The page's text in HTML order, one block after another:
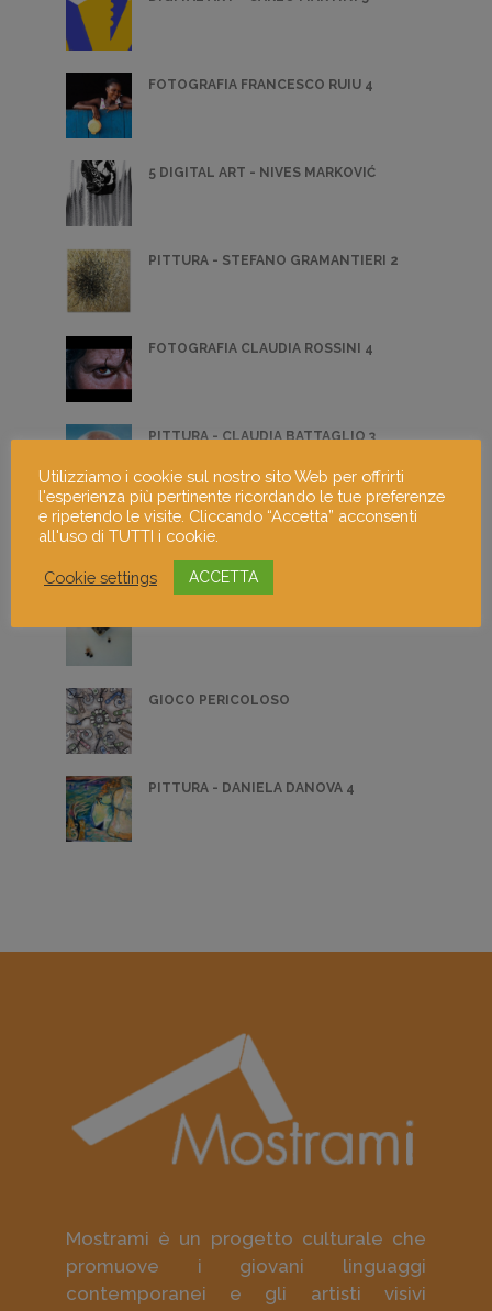
FOTOGRAFIA FRANCESCO RUIU 4
5 DIGITAL ART - NIVES MARKOVIĆ
PITTURA - STEFANO GRAMANTIERI 2
FOTOGRAFIA CLAUDIA ROSSINI 4
PITTURA - CLAUDIA BATTAGLIO 3
PITTURA - ALESSANDRA DAL BOSCO 5
GIOCO PERICOLOSO
PITTURA - DANIELA DANOVA 4
Mostrami è un progetto culturale che
promuove i giovani linguaggi
contemporanei e gli artisti visivi
Utilizziamo i cookie sul nostro sito Web per offrirti
l'esperienza più pertinente ricordando le tue preferenze
e ripetendo le visite. Cliccando “Accetta” acconsenti
all'uso di TUTTI i cookie.
Cookie settings ACCETTA